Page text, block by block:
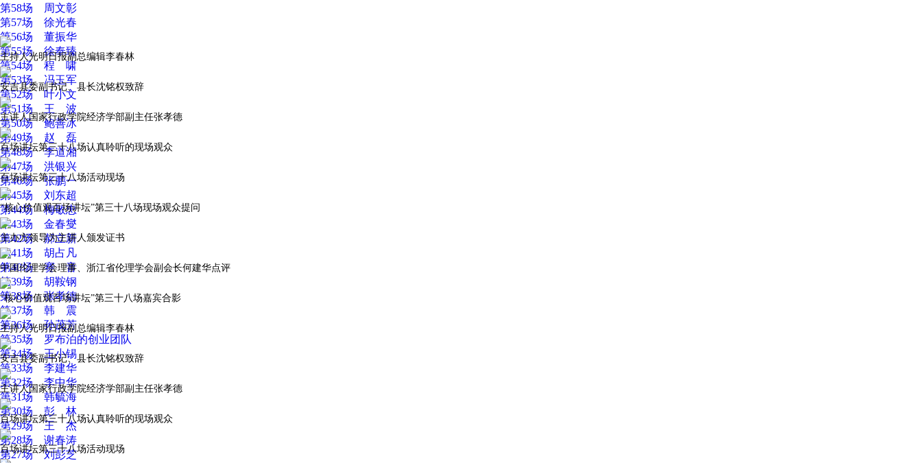
第58场 周文彰
第57场 徐光春
第56场 董振华
第55场 徐奉臻
第54场 程 啸
第53场 冯玉军
第52场 叶小文
第51场 王 波
第50场 鲍善冰
第49场 赵 磊
第48场 李道湘
第47场 洪银兴
第46场 张鹏一
第45场 刘东超
第44场 梅敬忠
第43场 金春燮
第42场 郝立新
第41场 胡占凡
第40场 赛 音
第39场 胡鞍钢
第38场 张孝德
第37场 韩 震
第36场 孙茂芳
第35场 罗布泊的创业团队
第34场 王小锡
第33场 李建华
第32场 李中华
第31场 韩毓海
第30场 彭 林
第29场 王 杰
第28场 谢春涛
第27场 刘彭芝
主持人光明日报副总编辑李春林
安吉县委副书记、县长沈铭权致辞
主讲人国家行政学院经济学部副主任张孝德
百场讲坛第三十八场认真聆听的现场观众
百场讲坛第三十八场活动现场
“核心价值观百场讲坛”第三十八场现场观众提问
主办方领导为主讲人颁发证书
中国伦理学会理事、浙江省伦理学会副会长何建华点评
“核心价值观百场讲坛”第三十八场嘉宾合影
主持人光明日报副总编辑李春林
安吉县委副书记、县长沈铭权致辞
主讲人国家行政学院经济学部副主任张孝德
百场讲坛第三十八场认真聆听的现场观众
百场讲坛第三十八场活动现场